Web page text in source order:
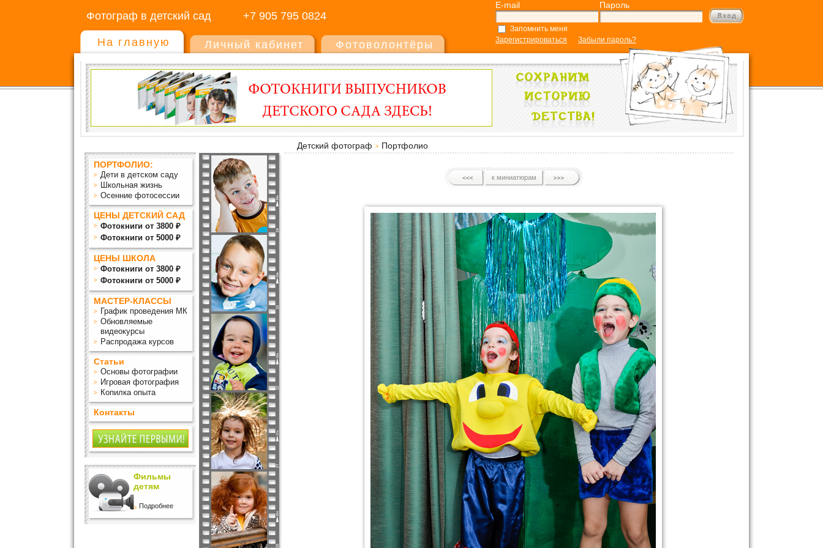
Фотограф в детский сад +7 905 795 0824
E-mail Пароль
Запомнить меня
Зарегистрироваться
Забыли пароль?
На главную Личный кабинет Фотоволонтёры
Детский фотограф
Портфолио
ПОРТФОЛИО:
Дети в детском саду
Школьная жизнь
Осенние фотосессии
ЦЕНЫ ДЕТСКИЙ САД
Фотокниги от 3800 ₽
Фотокниги от 5000 ₽
ЦЕНЫ ШКОЛА
Фотокниги от 3800 ₽
Фотокниги от 5000 ₽
МАСТЕР-КЛАССЫ
График проведения МК
Обновляемые
видеокурсы
Распродажа курсов
Статьи
Основы фотографии
Игровая фотография
Копилка опыта
Контакты
Фильмы
детям
Подробнее
к миниатюрам